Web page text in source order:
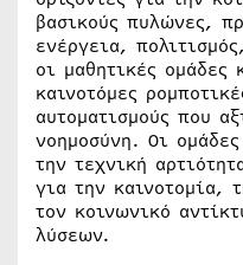
βασικούς πυλώνες,
ενέργεια,
οι μαθητικές ομάδες
καινοτόμες
αυτοματισμούς που
νοημοσύνη. Οι
την τεχνική
για την καινοτομία,
τον κοινωνικό
λύσεων.